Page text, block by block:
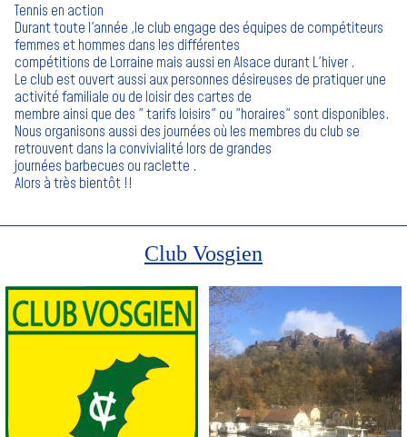
Tennis en action
Durant toute l'année ,le club engage des équipes de compétiteurs
femmes et hommes dans les différentes
compétitions de Lorraine mais aussi en Alsace durant L'hiver .
Le club est ouvert aussi aux personnes désireuses de pratiquer une
activité familiale ou de loisir des cartes de
membre ainsi que des " tarifs loisirs" ou "horaires" sont disponibles.
Nous organisons aussi des journées où les membres du club se
retrouvent dans la convivialité lors de grandes
journées barbecues ou raclette .
Alors à très bientôt !!
Club Vosgien